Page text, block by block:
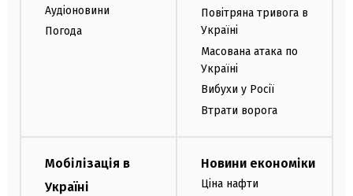
Аудіоновини
Погода
Повітряна тривога в
Україні
Масована атака по
Україні
Вибухи у Росії
Втрати ворога
Мобілізація в
Україні
Новини економіки
Ціна нафти